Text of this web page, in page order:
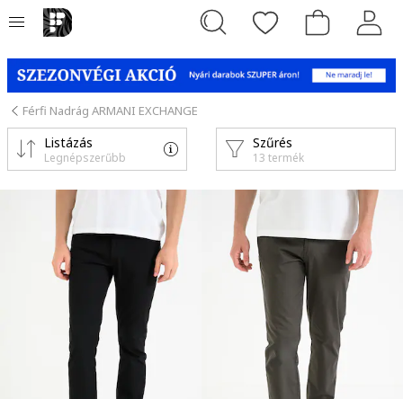
Férfi Nadrág ARMANI EXCHANGE
Szűrés
13 termék
Listázás
Legnépszerűbb